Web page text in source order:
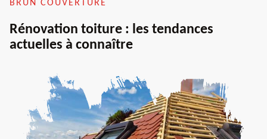
BRUN COUVERTURE
Rénovation toiture : les tendances
actuelles à connaître